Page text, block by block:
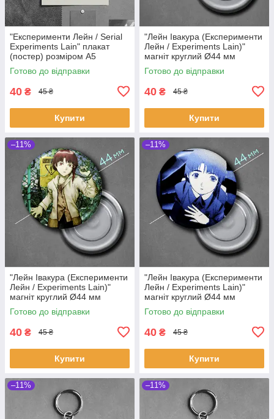
"Експерименти Лейн / Serial
Experiments Lain" плакат
(постер) розміром А5
(14х20см)
Готово до відправки
40 ₴ 45 ₴
Купити
"Лейн Івакура (Експерименти
Лейн / Experiments Lain)"
магніт круглий Ø44 мм
Готово до відправки
40 ₴ 45 ₴
Купити
–11%
"Лейн Івакура (Експерименти
Лейн / Experiments Lain)"
магніт круглий Ø44 мм
Готово до відправки
40 ₴ 45 ₴
Купити
–11%
"Лейн Івакура (Експерименти
Лейн / Experiments Lain)"
магніт круглий Ø44 мм
Готово до відправки
40 ₴ 45 ₴
Купити
–11% –11%